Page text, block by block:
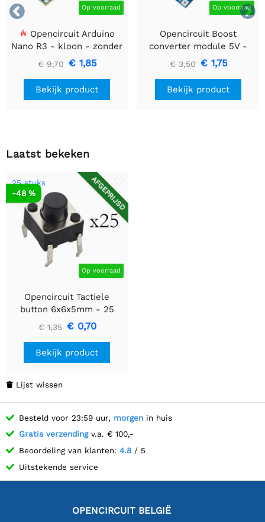

 Op voorraad
Opencircuit Arduino
Nano R3 - kloon - zonder
headers
€ 9,70 € 1,85
Bekijk product
Op voorraad
Opencircuit Boost
converter module 5V -
35V XL6009
€ 3,50 € 1,75
Bekijk product
Laatst bekeken
AFGEPRIJSD
25 stuks
Op voorraad
-48 %
Opencircuit Tactiele
button 6x6x5mm - 25
stuks
€ 1,35 € 0,70
Bekijk product
 Lijst wissen
Besteld voor 23:59 uur, morgen in huis
Gratis verzendingv.a. € 100,-
Beoordeling van klanten: 4.8 / 5
Uitstekende service
OPENCIRCUIT BELGIË